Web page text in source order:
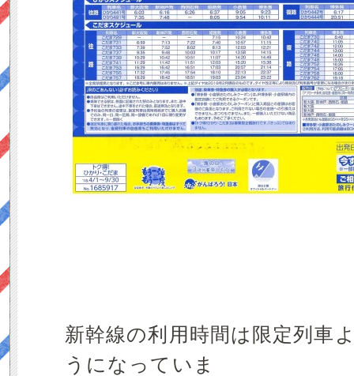
新幹線の利用時間は限定列車
うになっていま